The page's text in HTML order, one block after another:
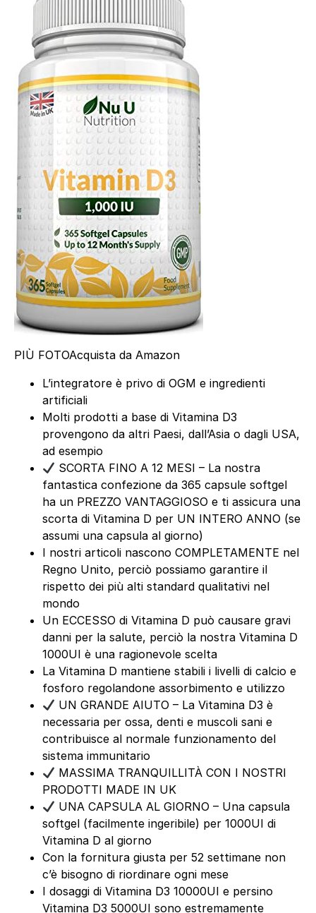
PIÙ FOTOAcquista da Amazon
L’integratore è privo di OGM e ingredienti
artificiali
Molti prodotti a base di Vitamina D3
provengono da altri Paesi, dall’Asia o dagli USA,
ad esempio
SCORTA FINO A 12 MESI – La nostra
fantastica confezione da 365 capsule softgel
ha un PREZZO VANTAGGIOSO e ti assicura una
scorta di Vitamina D per UN INTERO ANNO (se
assumi una capsula al giorno)
I nostri articoli nascono COMPLETAMENTE nel
Regno Unito, perciò possiamo garantire il
rispetto dei più alti standard qualitativi nel
mondo
Un ECCESSO di Vitamina D può causare gravi
danni per la salute, perciò la nostra Vitamina D
1000UI è una ragionevole scelta
La Vitamina D mantiene stabili i livelli di calcio e
fosforo regolandone assorbimento e utilizzo
UN GRANDE AIUTO – La Vitamina D3 è
necessaria per ossa, denti e muscoli sani e
contribuisce al normale funzionamento del
sistema immunitario
MASSIMA TRANQUILLITÀ CON I NOSTRI
PRODOTTI MADE IN UK
UNA CAPSULA AL GIORNO – Una capsula
softgel (facilmente ingeribile) per 1000UI di
Vitamina D al giorno
Con la fornitura giusta per 52 settimane non
c’è bisogno di riordinare ogni mese
I dosaggi di Vitamina D3 10000UI e persino
Vitamina D3 5000UI sono estremamente